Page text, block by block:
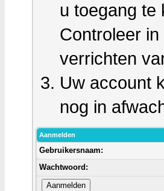
u toegang te
Controleer
verrichten
Uw account
nog in
Aanmelden
Gebruikersnaam:
Wachtwoord: